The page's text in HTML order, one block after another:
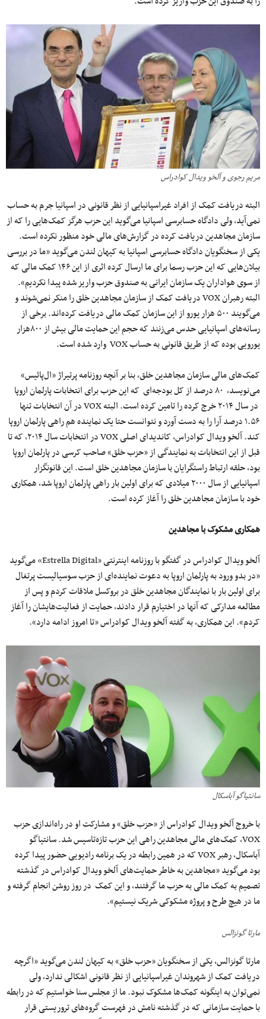
مریم رجوی و آلخو ویدال کوادراس
البته دریافت کمک از افراد غیراسپانیایی از نظر قانونی در اسپانیا جرم به حساب
نمی‌آید، ولی دادگاه حسابرسی اسپانیا می‌گوید این حزب هرگز کمک‌هایی را که از
سازمان مجاهدین دریافت کرده در گزارش‌های مالی خود منظور نکرده است.
یکی از سخنگویان دادگاه حسابرسی اسپانیا به کیهان لندن می‌گوید «ما در بررسی
بیلان‌هایی که این حزب رسما برای ما ارسال کرده اثری از این ۱۴۶ کمک مالی که
از سوی هواداران یک سازمان ایرانی به صندوق حزب واریز شده پیدا نکردیم».
البته رهبران VOX دریافت کمک از سازمان مجاهدین خلق را منکر نمی‌شوند و
می‌گویند ۵۰۰ هزار یورو از این سازمان کمک مالی دریافت کرده‌اند. برخی از
رسانه‌های اسپانیایی حدس می‌زنند که حجم این حمایت مالی بیش از ۸۰۰هزار
یورویی بوده که از طریق قانونی به حساب VOX وارد شده است.
کمک‌های مالی سازمان مجاهدین خلق، بنا بر آنچه روزنامه پرتیراژ «ال‌پائیس»
می‌نویسد، ۸۰ درصد از کل بودجه‌ای که این حزب برای انتخابات پارلمان اروپا
در سال ۲۰۱۴ خرج کرده را تامین کرده است. البته VOX در آن انتخابات تنها
۱.۵۶ درصد آرا را به دست آورد و نتوانست حتا یک نماینده هم راهی پارلمان اروپا
کند. آلخو ویدال کوادراس، کاندیدای اصلی VOX در انتخابات سال ۲۰۱۴، که تا
قبل از این انتخابات به نمایندگی از «حزب خلق» صاحب کرسی در پارلمان اروپا
بود، حلقه ارتباط راستگرایان با سازمان مجاهدین خلق است. این قانونگزار
اسپانیایی از سال ۲۰۰۰ میلادی که برای اولین بار راهی پارلمان اروپا شد، همکاری
خود با سازمان مجاهدین خلق را آغاز کرده است.
همکاری مشکوک با مجاهدین
آلخو ویدال کوادراس در گفتگو با روزنامه اینترنتی «Estrella Digital» می‌گوید
«در بدو ورود به پارلمان اروپا به دعوت نماینده‌ای از حزب سوسیالیست پرتغال
برای اولین بار با نمایندگان مجاهدین خلق در بروکسل ملاقات کردم و پس از
مطالعه مدارکی که آنها در اختیارم قرار دادند، حمایت از فعالیت‌هایشان را آغاز
کردم». این همکاری، به گفته آلخو ویدال کوادراس «تا امروز ادامه دارد».
سانتیاگو آباسکال
با خروج آلخو ویدال کوادراس از «حزب خلق» و مشارکت او در راه‌اندازی حزب
VOX، کمک‌های‌ مالی مجاهدین راهی این حزب تازه‌تاسیس شد. سانتیاگو
آباسکال، رهبر VOX که در همین رابطه در یک برنامه رادیویی حضور پیدا کرده
بود می‌گوید «مجاهدین به خاطر حمایت‌های آلخو ویدال کوادراس در گذشته
تصمیم به کمک مالی به حزب ما گرفتند، و این کمک در روز روشن انجام گرفته و
ما در هیچ طرح و پروژه مشکوکی شریک نیستیم».
مارتا گونزالس
مارتا گونزالس، یکی از سخنگویان «حزب خلق» به کیهان لندن می‌گوید «اگرچه
دریافت کمک از شهروندان غیراسپانیایی از نظر قانونی اشکالی ندارد، ولی
نمی‌توان به اینگونه کمک‌ها مشکوک نبود. ما از مجلس سنا خواستیم که در رابطه
با حمایت سازمانی که در گذشته نامش در فهرست گروه‌های تروریستی قرار